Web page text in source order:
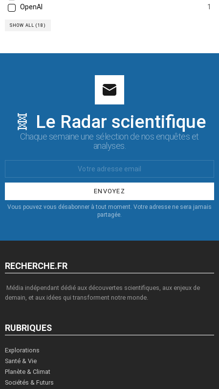
OpenAI
1
SHOW ALL (18)
🧬 Le Radar scientifique
Chaque semaine une sélection de nos enquêtes et
analyses.
:
Vous pouvez vous désabonner à tout moment. Votre adresse ne sera jamais
partagée.
RECHERCHE.FR
Média indépendant dédié aux découvertes scientifiques, aux enjeux de
demain, et aux idées qui transforment notre monde.
RUBRIQUES
Explorations
Santé & Vie
Planète & Climat
Sociétés & Futurs